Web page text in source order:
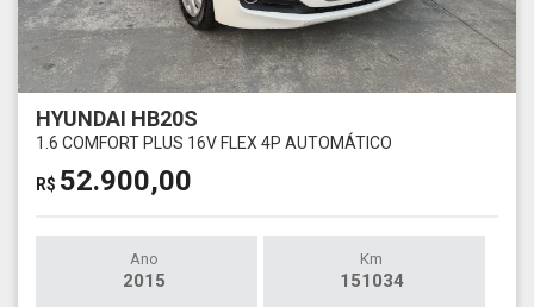
HYUNDAI HB20S
1.6 COMFORT PLUS 16V FLEX 4P AUTOMÁTICO
R$ 52.900,00
Ano
2015
Km
151034